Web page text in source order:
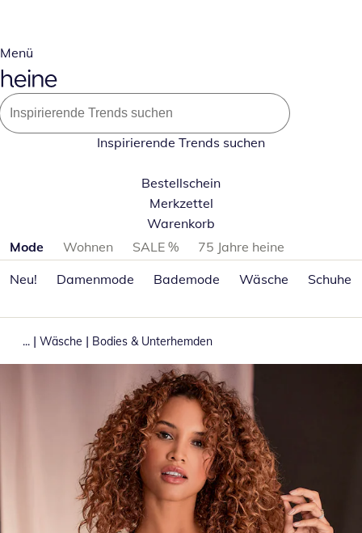
Menü
Inspirierende Trends suchen
Bestellschein
Merkzettel
Warenkorb
Produktkategorien überspringen
Mode Wohnen SALE %
75 Jahre heine
Neu!
Damenmode Bademode Wäsche Schuhe
... | Wäsche | Bodies & Unterhemden